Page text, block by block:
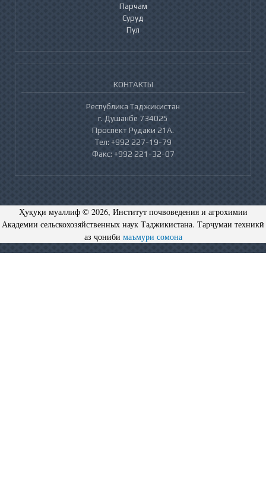
Парчам
Суруд
Пул
КОНТАКТЫ
Республика Таджикистан
г. Душанбе 734025
Проспект Рудаки 21А.
Тел: +992 227-19-79
Факс: +992 221-32-07
Ҳуқуқи муаллиф © 2026, Институт почвоведения и агрохимии
Академии сельскохозяйственных наук Таджикистана. Тарҷумаи техникӣ
аз ҷониби маъмури сомона